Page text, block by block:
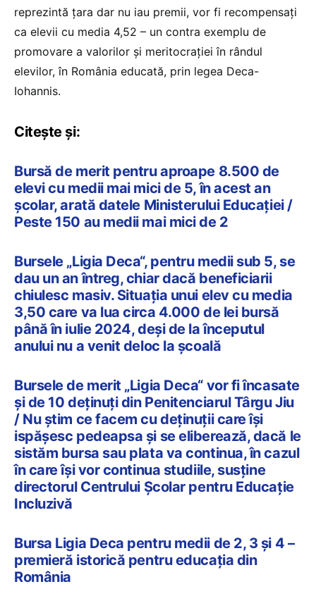
reprezintă țara dar nu iau premii, vor fi recompensați
ca elevii cu media 4,52 – un contra exemplu de
promovare a valorilor și meritocrației în rândul
elevilor, în România educată, prin legea Deca-
Iohannis.
Citește și:
Bursă de merit pentru aproape 8.500 de
elevi cu medii mai mici de 5, în acest an
școlar, arată datele Ministerului Educației /
Peste 150 au medii mai mici de 2
Bursele „Ligia Deca“, pentru medii sub 5, se
dau un an întreg, chiar dacă beneficiarii
chiulesc masiv. Situația unui elev cu media
3,50 care va lua circa 4.000 de lei bursă
până în iulie 2024, deși de la începutul
anului nu a venit deloc la școală
Bursele de merit „Ligia Deca“ vor fi încasate
și de 10 deținuți din Penitenciarul Târgu Jiu
/ Nu știm ce facem cu deținuții care își
ispășesc pedeapsa și se eliberează, dacă le
sistăm bursa sau plata va continua, în cazul
în care își vor continua studiile, susține
directorul Centrului Școlar pentru Educație
Incluzivă
Bursa Ligia Deca pentru medii de 2, 3 și 4 –
premieră istorică pentru educația din
România